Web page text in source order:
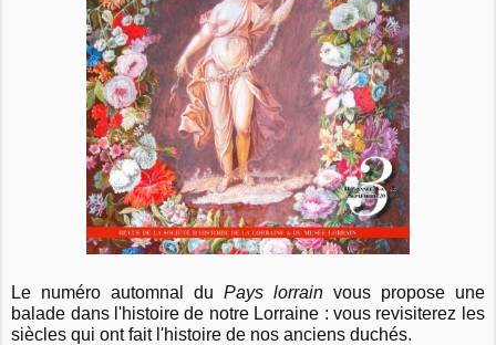
Le numéro automnal du Pays lorrainvous propose une
balade dans l'histoire de notre Lorraine : vous revisiterez les
siècles qui ont fait l'histoire de nos anciens duchés.